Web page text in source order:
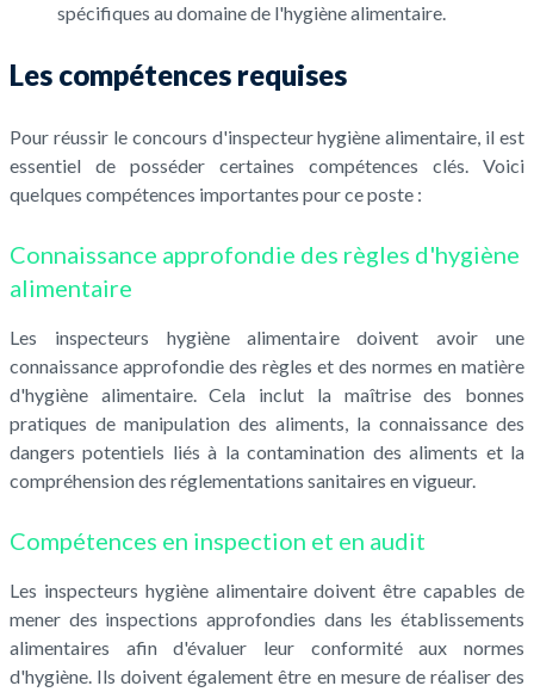
spécifiques au domaine de l'hygiène alimentaire.
Les compétences requises
Pour réussir le concours d'inspecteur hygiène alimentaire, il est
essentiel de posséder certaines compétences clés. Voici
quelques compétences importantes pour ce poste :
Connaissance approfondie des règles d'hygiène
alimentaire
Les inspecteurs hygiène alimentaire doivent avoir une
connaissance approfondie des règles et des normes en matière
d'hygiène alimentaire. Cela inclut la maîtrise des bonnes
pratiques de manipulation des aliments, la connaissance des
dangers potentiels liés à la contamination des aliments et la
compréhension des réglementations sanitaires en vigueur.
Compétences en inspection et en audit
Les inspecteurs hygiène alimentaire doivent être capables de
mener des inspections approfondies dans les établissements
alimentaires afin d'évaluer leur conformité aux normes
d'hygiène. Ils doivent également être en mesure de réaliser des